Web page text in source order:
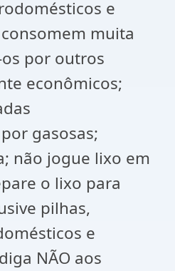
e
muita
por outros
econômicos;
gasosas;
não jogue lixo em
o lixo para
pilhas,
e
NÃO aos